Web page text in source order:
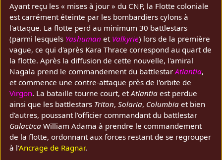
Ayant reçu les « mises à jour » du CNP, la Flotte coloniale
est carrément éteinte par les bombardiers cylons à
l'attaque. La flotte perd au minimum 30 battlestars
(parmi lesquels Yashuman et Valkyrie) lors de la première
vague, ce qui d'après Kara Thrace correspond au quart de
la flotte. Après la diffusion de cette nouvelle, l'amiral
Nagala prend le commandement du battlestarAtlantia,
et commence une contre-attaque près de l'orbite de
Virgon. La bataille tourne court, etAtlantia est perdue
ainsi que les battlestars Triton,Solaria, Columbia et bien
d'autres, poussant l'officier commandant du battlestar
Galactica William Adama à prendre le commandement
de la flotte, ordonnant aux forces restant de se regrouper
à l'Ancrage de Ragnar.